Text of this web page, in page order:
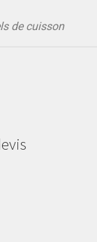
de cuisson